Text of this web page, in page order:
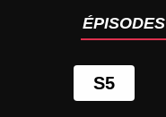
ÉPISODES
S5